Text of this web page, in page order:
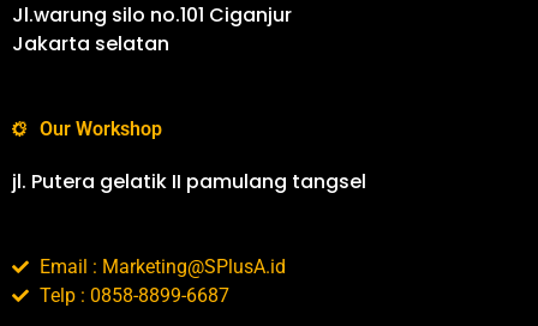
Jl.warung silo no.101 Ciganjur
Jakarta selatan
Our Workshop
jl. Putera gelatik II pamulang tangsel
Email : Marketing@SPlusA.id
Telp : 0858-8899-6687